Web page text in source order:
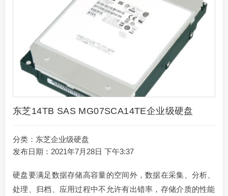
东芝14TB SAS MG07SCA14TE企业级硬盘
分类： 东芝企业级硬盘
发布日期：2021年7月28日 下午3:37
硬盘要满足数据存储高容量的空间外，数据在采集、分析、
处理、归档、应用过程中不允许有出错率，存储介质的性能